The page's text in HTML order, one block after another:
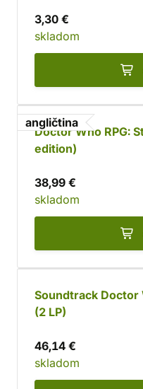
3,30 €
skladom
angličtina
Doctor Who RPG:
edition)
38,99 €
skladom
Soundtrack Doctor
(2 LP)
46,14 €
skladom